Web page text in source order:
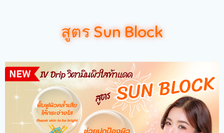
สูตร Sun Block